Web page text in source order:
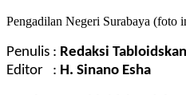
Pengadilan Negeri Surabaya (foto
Penulis : Redaksi
Editor : H. Sinano Esha